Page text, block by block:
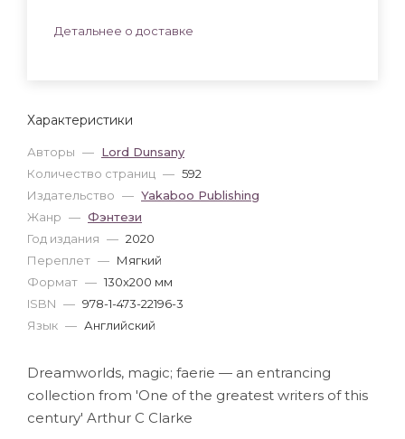
Характеристики
Авторы — Lord Dunsany
Количество страниц — 592
Издательство — Yakaboo Publishing
Жанр — Фэнтези
Год издания — 2020
Переплет — Мягкий
Формат — 130x200 мм
ISBN — 978-1-473-22196-3
Язык — Английский
Детальнее о доставке
Dreamworlds, magic; faerie — an entrancing
collection from 'One of the greatest writers of this
century' Arthur C Clarke